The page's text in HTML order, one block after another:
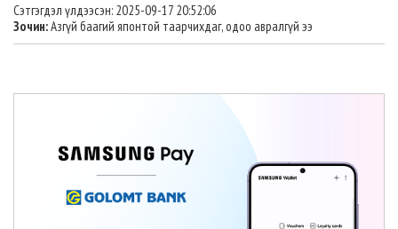
Сэтгэгдэл үлдээсэн: 2025-09-17 20:52:06
Зочин:Азгүй баагий японтой таарчихдаг, одоо авралгүй ээ